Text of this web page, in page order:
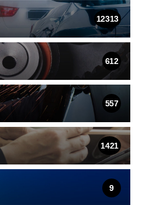
12313
612
557
1421
9